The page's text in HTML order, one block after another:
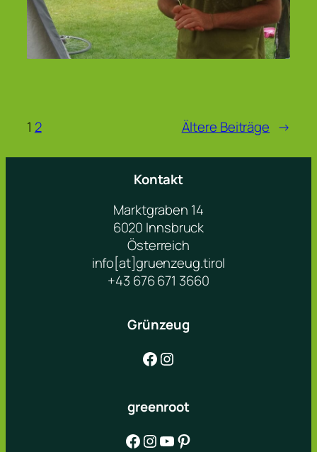
1 2 Ältere Beiträge →
Kontakt
Marktgraben 14
6020 Innsbruck
Österreich
info[at]gruenzeug.tirol
+43 676 671 3660
Grünzeug
Facebook Instagram
greenroot
Facebook Instagram YouTube Pinterest